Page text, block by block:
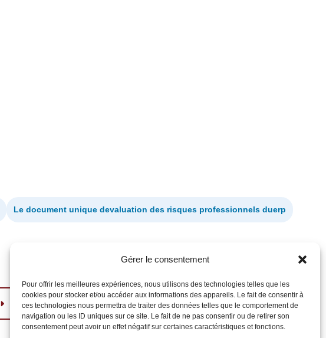
Gérer le consentement
Pour offrir les meilleures expériences, nous utilisons des technologies telles que les
cookies pour stocker et/ou accéder aux informations des appareils. Le fait de consentir à
ces technologies nous permettra de traiter des données telles que le comportement de
navigation ou les ID uniques sur ce site. Le fait de ne pas consentir ou de retirer son
consentement peut avoir un effet négatif sur certaines caractéristiques et fonctions.
Le document unique devaluation des risques professionnels duerp